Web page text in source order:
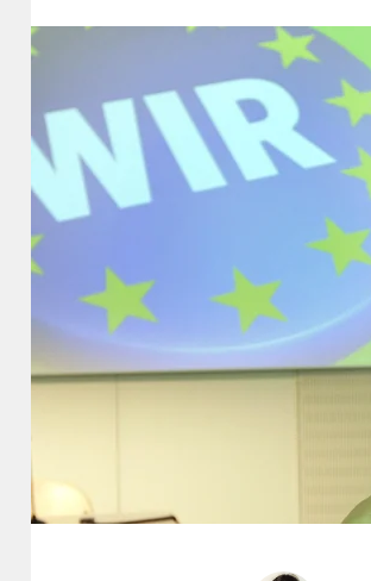
berlin
wahrheit
verlag
veranstaltungen
shop
fragen & hilfe
abo
genossenschaft